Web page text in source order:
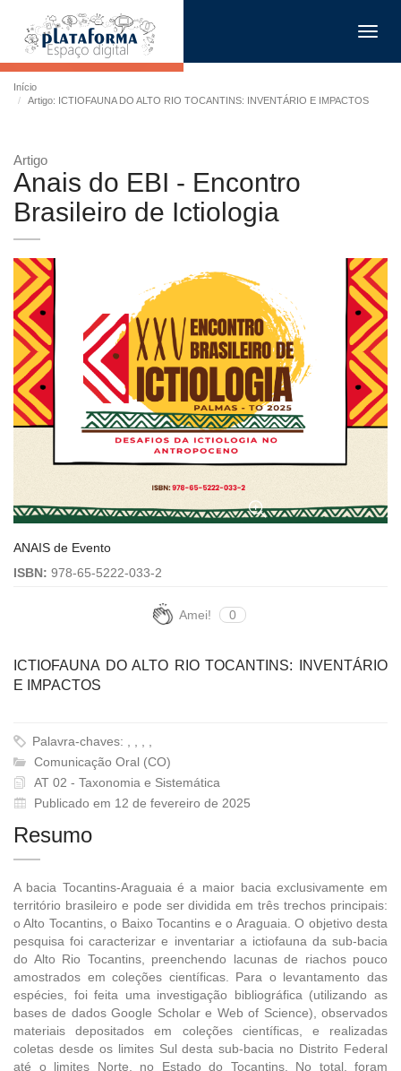
Início
Artigo: ICTIOFAUNA DO ALTO RIO TOCANTINS: INVENTÁRIO E IMPACTOS
Artigo
Anais do EBI - Encontro
Brasileiro de Ictiologia
ANAIS de Evento
ISBN: 978-65-5222-033-2
Amei! 0
ICTIOFAUNA DO ALTO RIO TOCANTINS: INVENTÁRIO
E IMPACTOS
Palavra-chaves: , , , ,
Comunicação Oral (CO)
AT 02 - Taxonomia e Sistemática
Publicado em 12 de fevereiro de 2025
Resumo
A bacia Tocantins-Araguaia é a maior bacia exclusivamente em
território brasileiro e pode ser dividida em três trechos principais:
o Alto Tocantins, o Baixo Tocantins e o Araguaia. O objetivo desta
pesquisa foi caracterizar e inventariar a ictiofauna da sub-bacia
do Alto Rio Tocantins, preenchendo lacunas de riachos pouco
amostrados em coleções científicas. Para o levantamento das
espécies, foi feita uma investigação bibliográfica (utilizando as
bases de dados Google Scholar e Web of Science), observados
materiais depositados em coleções científicas, e realizadas
coletas desde os limites Sul desta sub-bacia no Distrito Federal
até o limites Norte, no Estado do Tocantins. No total, foram